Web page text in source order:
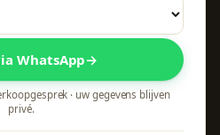
WhatsApp→
· uw gegevens blijven
privé.